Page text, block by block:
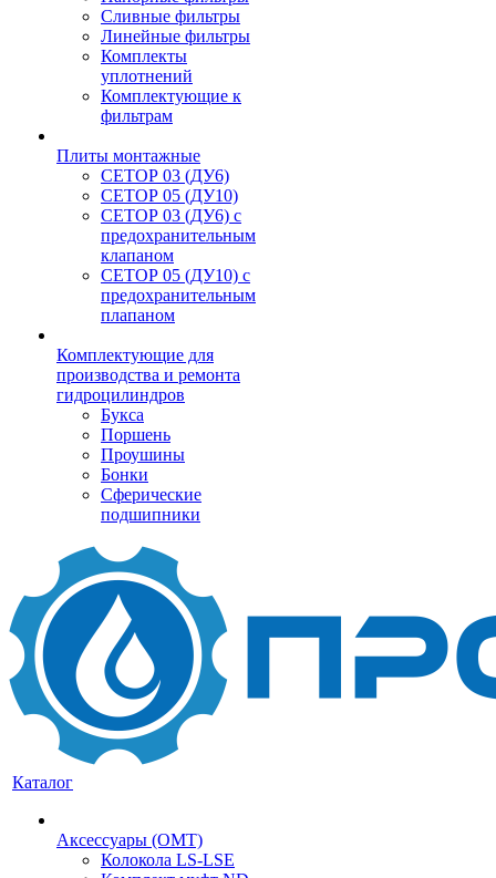
Сливные фильтры
Линейные фильтры
Комплекты
уплотнений
Комплектующие к
фильтрам
Плиты монтажные
CЕТОР 03 (ДУ6)
CЕТОР 05 (ДУ10)
CЕТОР 03 (ДУ6) с
предохранительным
клапаном
CЕТОР 05 (ДУ10) с
предохранительным
плапаном
Комплектующие для
производства и ремонта
гидроцилиндров
Букса
Поршень
Проушины
Бонки
Сферические
подшипники
Каталог
Аксессуары (OMT)
Колокола LS-LSE